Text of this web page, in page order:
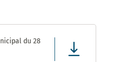
2026
du 28